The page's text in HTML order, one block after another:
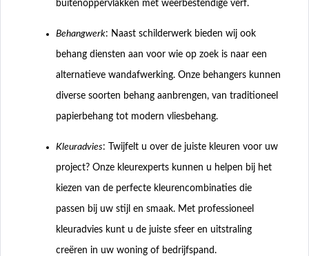
buitenoppervlakken met weerbestendige verf.
Behangwerk: Naast schilderwerk bieden wij ook
behang diensten aan voor wie op zoek is naar een
alternatieve wandafwerking. Onze behangers kunnen
diverse soorten behang aanbrengen, van traditioneel
papierbehang tot modern vliesbehang.
Kleuradvies: Twijfelt u over de juiste kleuren voor uw
project? Onze kleurexperts kunnen u helpen bij het
kiezen van de perfecte kleurencombinaties die
passen bij uw stijl en smaak. Met professioneel
kleuradvies kunt u de juiste sfeer en uitstraling
creëren in uw woning of bedrijfspand.